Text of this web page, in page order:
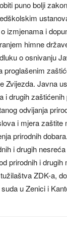
puno bolji
izmjenama i
himne
o osnivanju
proglašenim
Zvijezda. Javna
i drugih
odvijanja
i mjera
prirodnih
i drugih
prirodnih i
ZDK-a,
u Zenici i